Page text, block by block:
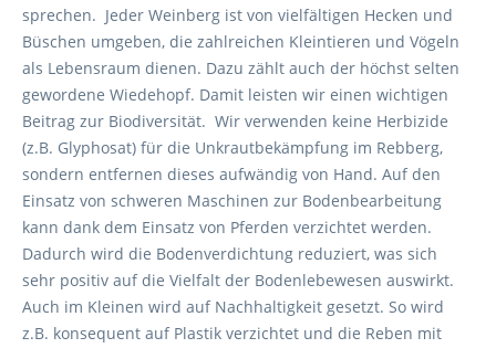
sprechen. Jeder Weinberg ist von vielfältigen Hecken und
Büschen umgeben, die zahlreichen Kleintieren und Vögeln
als Lebensraum dienen. Dazu zählt auch der höchst selten
gewordene Wiedehopf. Damit leisten wir einen wichtigen
Beitrag zur Biodiversität. Wir verwenden keine Herbizide
(z.B. Glyphosat) für die Unkrautbekämpfung im Rebberg,
sondern entfernen dieses aufwändig von Hand. Auf den
Einsatz von schweren Maschinen zur Bodenbearbeitung
kann dank dem Einsatz von Pferden verzichtet werden.
Dadurch wird die Bodenverdichtung reduziert, was sich
sehr positiv auf die Vielfalt der Bodenlebewesen auswirkt.
Auch im Kleinen wird auf Nachhaltigkeit gesetzt. So wird
z.B. konsequent auf Plastik verzichtet und die Reben mit